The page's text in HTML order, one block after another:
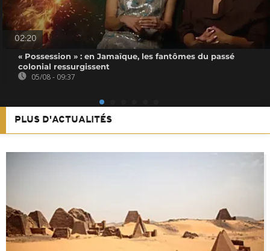
02:20
« Possession » : en Jamaïque, les fantômes du passé
colonial ressurgissent
05/08 - 09:37
PLUS D'ACTUALITÉS